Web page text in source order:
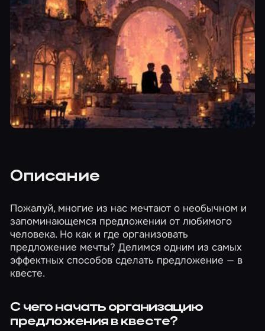
Описание
Пожалуй, многие из нас мечтают о необычном и
запоминающемся предложении от любимого
человека. Но как и где организовать
предложение мечты? Делимся одним из самых
эффектных способов сделать предложение — в
квесте.
С чего начать организацию
предложения в квесте?